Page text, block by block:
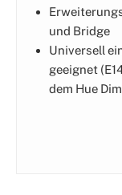
und Bridge
Universell
geeignet
dem Hue